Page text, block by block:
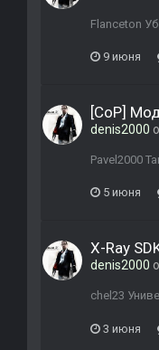
Flanceton
9 июня
[CoP]
denis2000
Pavel2000
5 июня
X-Ray
denis2000
chel23
3 июня